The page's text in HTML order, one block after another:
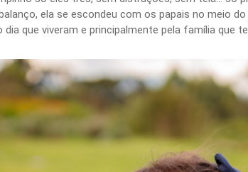
ela se escondeu com os papais no meio
que viveram e principalmente pela família que